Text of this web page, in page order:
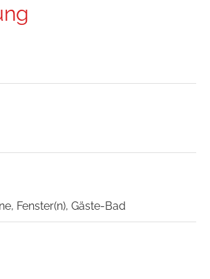
Fenster(n), Gäste-Bad